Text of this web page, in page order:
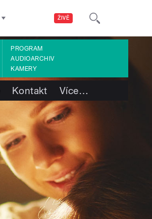
ŽIVĚ
PROGRAM
AUDIOARCHIV
KAMERY
Kontakt Více…